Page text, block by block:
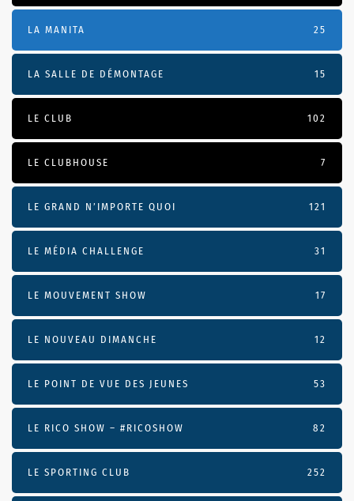
LA MANITA 25
LA SALLE DE DÉMONTAGE 15
LE CLUB 102
LE CLUBHOUSE 7
LE GRAND N’IMPORTE QUOI 121
LE MÉDIA CHALLENGE 31
LE MOUVEMENT SHOW 17
LE NOUVEAU DIMANCHE 12
LE POINT DE VUE DES JEUNES 53
LE RICO SHOW – #RICOSHOW 82
LE SPORTING CLUB 252